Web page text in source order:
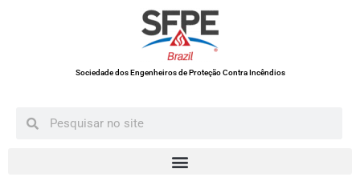
Sociedade dos Engenheiros de Proteção Contra Incêndios